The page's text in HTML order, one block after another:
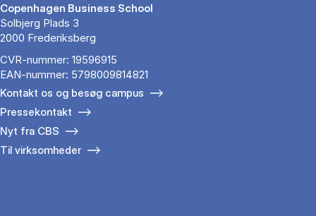
Copenhagen Business School
Solbjerg Plads 3
2000 Frederiksberg
CVR-nummer: 19596915
EAN-nummer: 5798009814821
Kontakt os og besøg campus
Pressekontakt
Nyt fra CBS
Til virksomheder